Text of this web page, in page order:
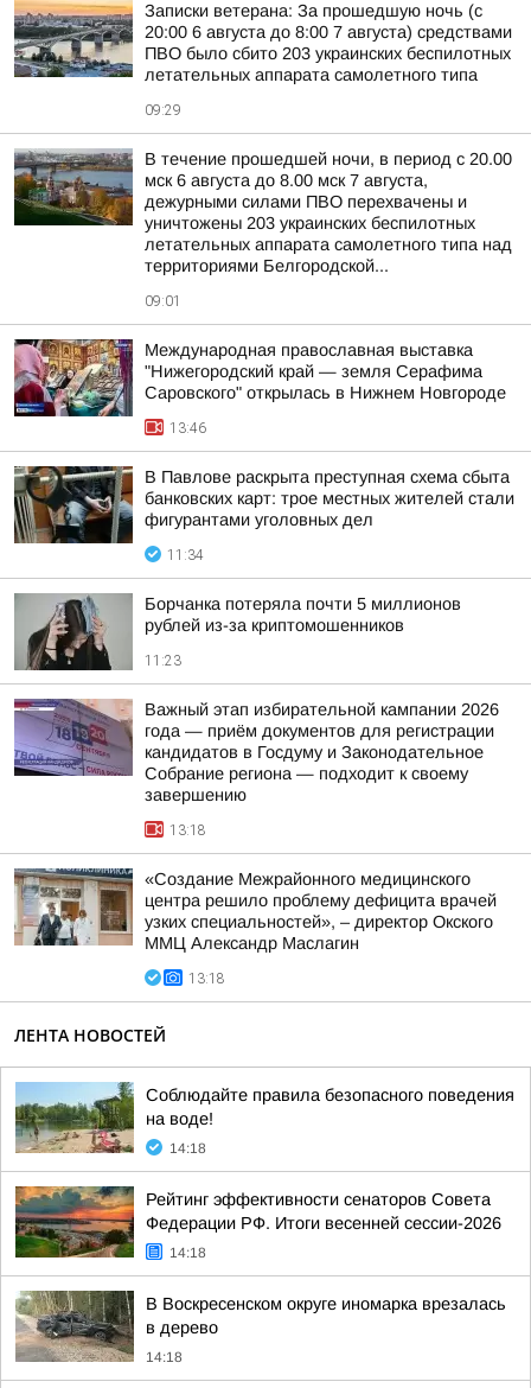
Записки ветерана: За прошедшую ночь (с
20:00 6 августа до 8:00 7 августа) средствами
ПВО было сбито 203 украинских беспилотных
летательных аппарата самолетного типа
09:29
В течение прошедшей ночи, в период с 20.00
мск 6 августа до 8.00 мск 7 августа,
дежурными силами ПВО перехвачены и
уничтожены 203 украинских беспилотных
летательных аппарата самолетного типа над
территориями Белгородской...
09:01
Международная православная выставка
"Нижегородский край — земля Серафима
Саровского" открылась в Нижнем Новгороде
13:46
В Павлове раскрыта преступная схема сбыта
банковских карт: трое местных жителей стали
фигурантами уголовных дел
11:34
Борчанка потеряла почти 5 миллионов
рублей из-за криптомошенников
11:23
Важный этап избирательной кампании 2026
года — приём документов для регистрации
кандидатов в Госдуму и Законодательное
Собрание региона — подходит к своему
завершению
13:18
«Создание Межрайонного медицинского
центра решило проблему дефицита врачей
узких специальностей», – директор Окского
ММЦ Александр Маслагин
13:18
ЛЕНТА НОВОСТЕЙ
Соблюдайте правила безопасного поведения
на воде!
14:18
Рейтинг эффективности сенаторов Совета
Федерации РФ. Итоги весенней сессии-2026
14:18
В Воскресенском округе иномарка врезалась
в дерево
14:18